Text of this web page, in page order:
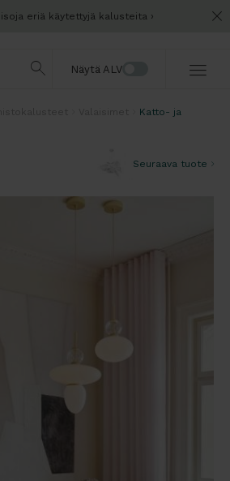
eriä käytettyjä kalusteita
Näytä ALV
Katto- ja
Seuraava tuote